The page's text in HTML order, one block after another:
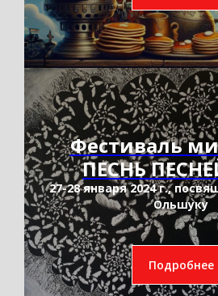
Фестиваль
ПЕСНЬ
27-28 января 2024 г.,
Ольшуку
Подробнее